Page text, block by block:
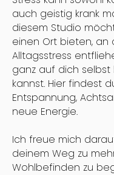
auch geistig krank
diesem Studio
einen Ort bieten, an
Alltagsstress
ganz auf dich selbst
kannst. Hier findest
Entspannung,
neue Energie.
Ich freue mich
deinem Weg zu
Wohlbefinden zu